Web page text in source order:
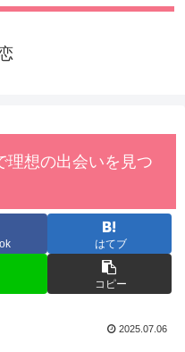
理想の出会いを見つ
はてブ
コピー
2025.07.06